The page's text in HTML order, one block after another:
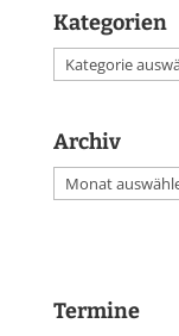
Kategorien
Kategorien
Archiv
Archiv
Termine